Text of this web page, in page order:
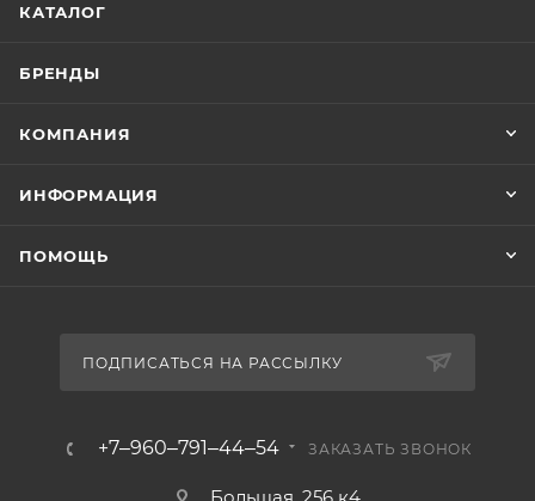
КАТАЛОГ
БРЕНДЫ
КОМПАНИЯ
ИНФОРМАЦИЯ
ПОМОЩЬ
ПОДПИСАТЬСЯ НА РАССЫЛКУ
+7‒960‒791‒44‒54 ЗАКАЗАТЬ ЗВОНОК